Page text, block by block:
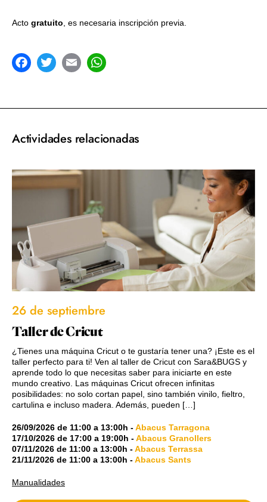
Acto gratuito, es necesaria inscripción previa.
Actividades relacionadas
26 de septiembre
Taller de Cricut
¿Tienes una máquina Cricut o te gustaría tener una? ¡Este es el
taller perfecto para ti! Ven al taller de Cricut con Sara&BUGS y
aprende todo lo que necesitas saber para iniciarte en este
mundo creativo. Las máquinas Cricut ofrecen infinitas
posibilidades: no solo cortan papel, sino también vinilo, fieltro,
cartulina e incluso madera. Además, pueden […]
26/09/2026 de 11:00 a 13:00h -Abacus Tarragona
17/10/2026 de 17:00 a 19:00h -Abacus Granollers
07/11/2026 de 11:00 a 13:00h -Abacus Terrassa
21/11/2026 de 11:00 a 13:00h -Abacus Sants
Manualidades